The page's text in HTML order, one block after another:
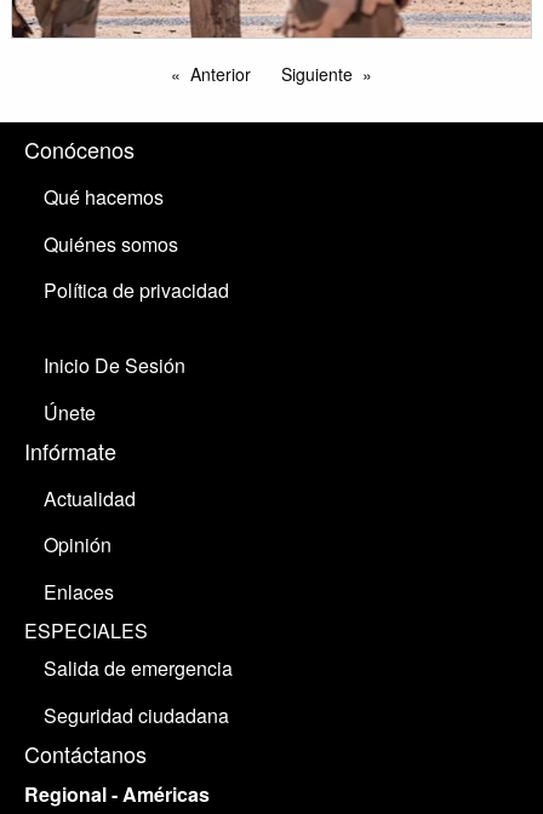
Anterior Siguiente
Conócenos
Qué hacemos
Quiénes somos
Política de privacidad
Inicio De Sesión
Únete
Infórmate
Actualidad
Opinión
Enlaces
ESPECIALES
Salida de emergencia
Seguridad ciudadana
Contáctanos
Regional - Américas